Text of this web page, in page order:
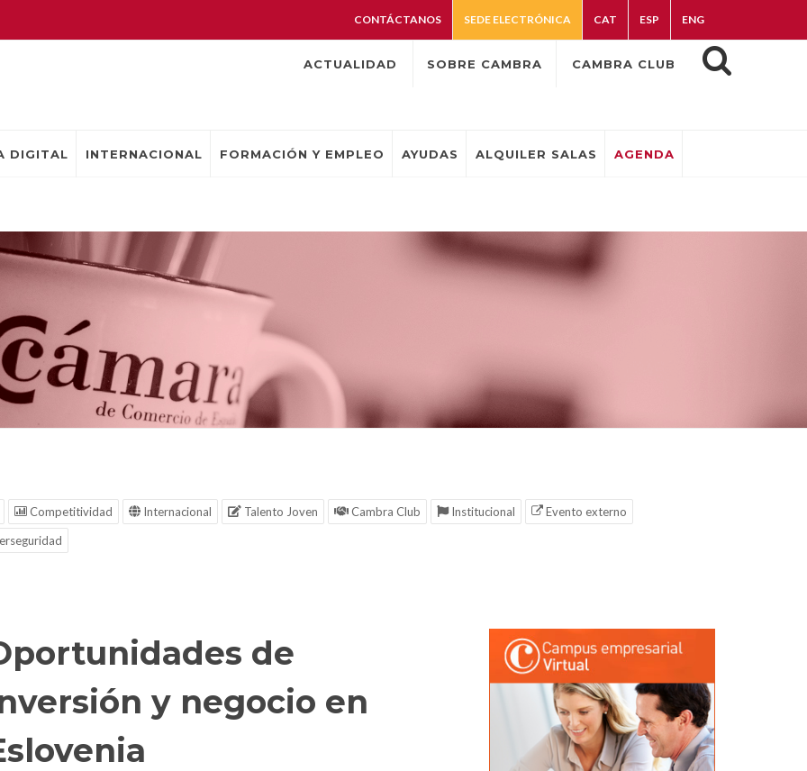
CONTÁCTANOS SEDE ELECTRÓNICA CAT ESP ENG
ACTUALIDAD SOBRE CAMBRA CAMBRA CLUB
DIGITAL INTERNACIONAL FORMACIÓN Y EMPLEO AYUDAS ALQUILER SALAS AGENDA
Competitividad Internacional Talento Joven Cambra Club Institucional
Evento externo
de
y negocio en